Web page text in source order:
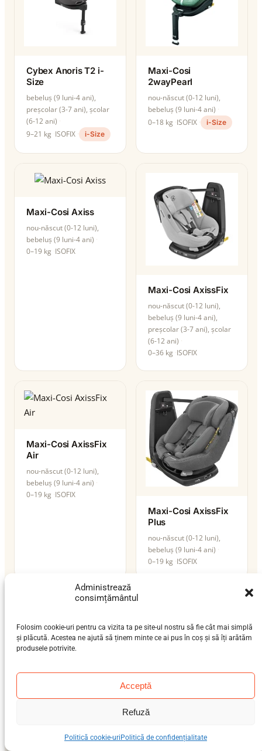
Administrează
consimțământul
Folosim cookie-uri pentru ca vizita ta pe site-ul nostru să fie cât mai simplă
și plăcută. Acestea ne ajută să ținem minte ce ai pus în coș și să îți arătăm
produsele potrivite.
Acceptă
Refuză
Politică cookie-uri Politică de confidențialitate
Cybex Anoris T2 i-
Size
bebeluș (9 luni-4 ani),
preșcolar (3-7 ani), școlar
(6-12 ani)
9–21 kg ISOFIX i-Size
Maxi-Cosi
2wayPearl
nou-născut (0-12 luni),
bebeluș (9 luni-4 ani)
0–18 kg ISOFIX i-Size
Maxi-Cosi Axiss
nou-născut (0-12 luni),
bebeluș (9 luni-4 ani)
0–19 kg ISOFIX
Maxi-Cosi AxissFix
nou-născut (0-12 luni),
bebeluș (9 luni-4 ani),
preșcolar (3-7 ani), școlar
(6-12 ani)
0–36 kg ISOFIX
Maxi-Cosi AxissFix
Air
nou-născut (0-12 luni),
bebeluș (9 luni-4 ani)
0–19 kg ISOFIX
Maxi-Cosi AxissFix
Plus
nou-născut (0-12 luni),
bebeluș (9 luni-4 ani)
0–19 kg ISOFIX
Maxi-Cosi Beryl
nou-născut (0-12 luni),
Maxi-Cosi CabrioFix